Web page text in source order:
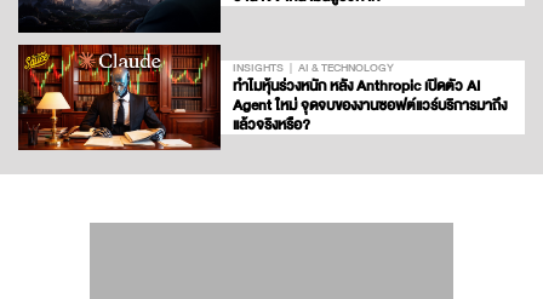
INSIGHTS AI & TECHNOLOGY
ทำไมหุ้นร่วงหนัก หลัง Anthropic เปิดตัว AI
Agent ใหม่ จุดจบของงานซอฟต์แวร์บริการมาถึง
แล้วจริงหรือ?